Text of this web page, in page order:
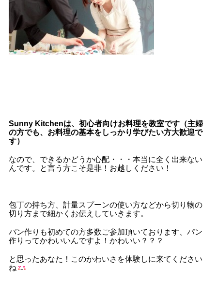
Sunny Kitchenは、初心者向けお料理を教室です（主婦
の方でも、お料理の基本をしっかり学びたい方大歓迎で
す）
なので、できるかどうか心配・・・本当に全く出来ない
んです。と言う方こそ是非！お越しください！
包丁の持ち方、計量スプーンの使い方などから切り物の
切り方まで細かくお伝えしていきます。
パン作りも初めての方多数ご参加頂いております、パン
作りってかわいいんですよ！かわいい？？？
と思ったあなた！このかわいさを体験しに来てください
ね